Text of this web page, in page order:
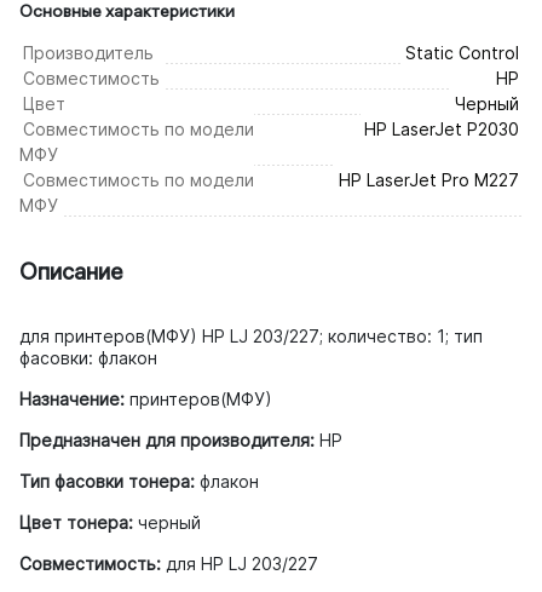
Основные характеристики
Производитель
Static Control
Совместимость
HP
Цвет
Черный
Совместимость по модели
МФУ
HP LaserJet P2030
Совместимость по модели
МФУ
HP LaserJet Pro M227
Описание
для принтеров(МФУ) HP LJ 203/227; количество: 1; тип
фасовки: флакон
Назначение: принтеров(МФУ)
Предназначен для производителя: HP
Тип фасовки тонера: флакон
Цвет тонера: черный
Совместимость: для HP LJ 203/227